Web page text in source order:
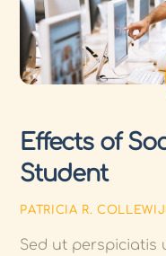
Effects of
Student
PATRICIA R.
Sed ut perspiciatis